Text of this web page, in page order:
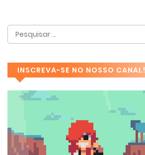
INSCREVA-SE NO NOSSO CANAL!